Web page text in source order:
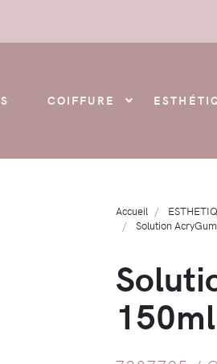
COIFFURE
Accueil
Solution
150ml